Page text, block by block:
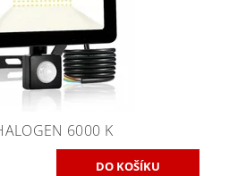
6000 K